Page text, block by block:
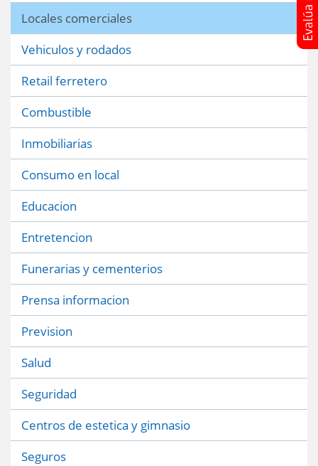
Locales comerciales
Vehiculos y rodados
Retail ferretero
Combustible
Inmobiliarias
Consumo en local
Educacion
Entretencion
Funerarias y cementerios
Prensa informacion
Prevision
Salud
Seguridad
Centros de estetica y gimnasio
Seguros